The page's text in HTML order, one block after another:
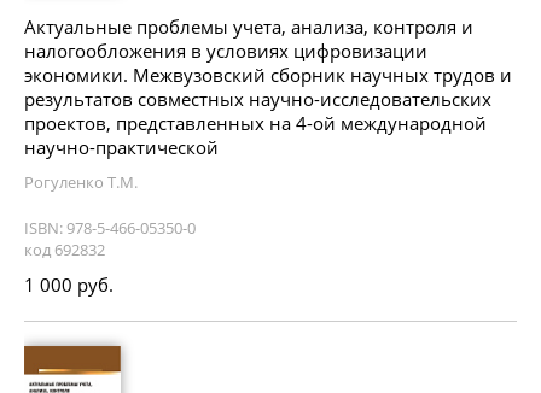
Актуальные проблемы учета, анализа, контроля и
налогообложения в условиях цифровизации
экономики. Межвузовский сборник научных трудов и
результатов совместных научно-исследовательских
проектов, представленных на 4-ой международной
научно-практической
Рогуленко Т.М.
ISBN: 978-5-466-05350-0
код 692832
1 000 руб.